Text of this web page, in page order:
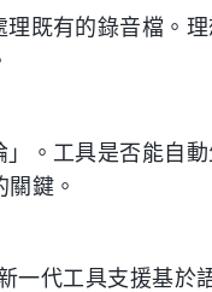
既有的錄音檔。
。工具是否能自
鍵。
一代工具支援基於